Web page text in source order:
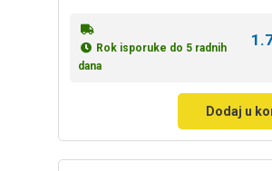
Rok isporuke do 5 radnih
dana
Dodaj u